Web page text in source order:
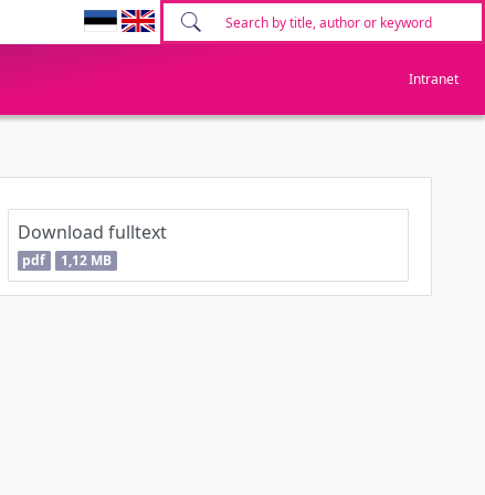
Intranet
Download fulltext
pdf 1,12 MB